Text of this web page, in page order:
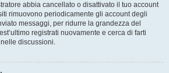
abbia cancellato o disattivato il tuo account
rimuovono periodicamente gli account degli
messaggi, per ridurre la grandezza del
registrati nuovamente e cerca di farti
discussioni.